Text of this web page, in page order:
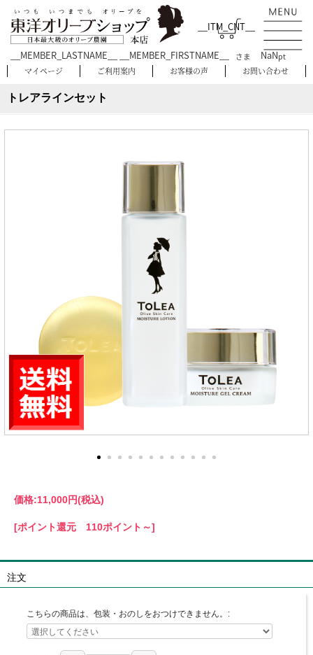
__ITM_CNT__
__MEMBER_LASTNAME__ __MEMBER_FIRSTNAME__ さま NaNpt
マイページ ご利用案内 お客様の声 お問い合わせ
トレアラインセット
価格:11,000円(税込)
[ポイント還元 110ポイント～]
注文
こちらの商品は、包装・おのしをおつけできません。: